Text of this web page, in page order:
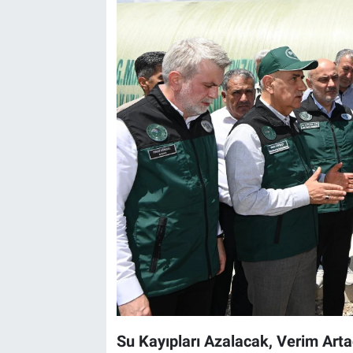
Su Kayıpları Azalacak, Verim